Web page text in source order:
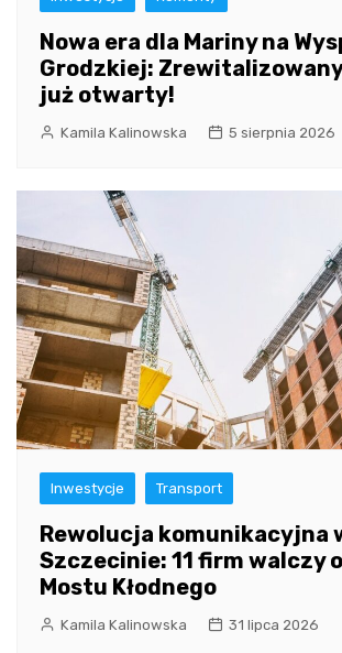
Nowa era dla Mariny na
Grodzkiej:
już otwarty!
Kamila Kalinowska 5 sierpnia 2026
Inwestycje Transport
Rewolucja komunikacyjna
Szczecinie: 11 firm walczy
Mostu Kłodnego
Kamila Kalinowska 31 lipca 2026